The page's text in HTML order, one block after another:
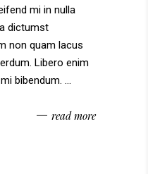
mi in nulla
dictumst
non quam lacus
Libero enim
bibendum.
read more